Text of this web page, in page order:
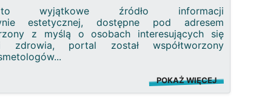
to wyjątkowe źródło informacji
estetycznej, dostępne pod adresem
z myślą o osobach interesujących się
portal został współtworzony
POKAŻ WIĘCEJ